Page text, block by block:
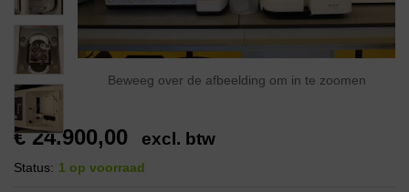
Beweeg over de afbeelding om in te zoomen
€24.900,00 excl. btw
Status: 1 op voorraad